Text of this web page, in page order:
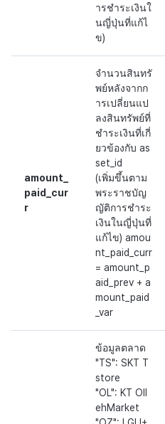
ารชำระเงินใ
นญี่ปุ่นที่แก้ไ
ข)
amount_
paid_cur
r
จำนวนสินทรั
พย์หลังจากก
ารเปลี่ยนแป
ลงสินทรัพย์ที่
ชำระเงินที่เกี่
ยวข้องกับ as
set_id
(เพิ่มขึ้นตาม
พระราชบัญ
ญัติการชำระ
เงินในญี่ปุ่นที่
แก้ไข) amou
nt_paid_curr
= amount_p
aid_prev + a
mount_paid
_var
ข้อมูลตลาด
"TS": SKT T
store
"OL": KT Oll
ehMarket